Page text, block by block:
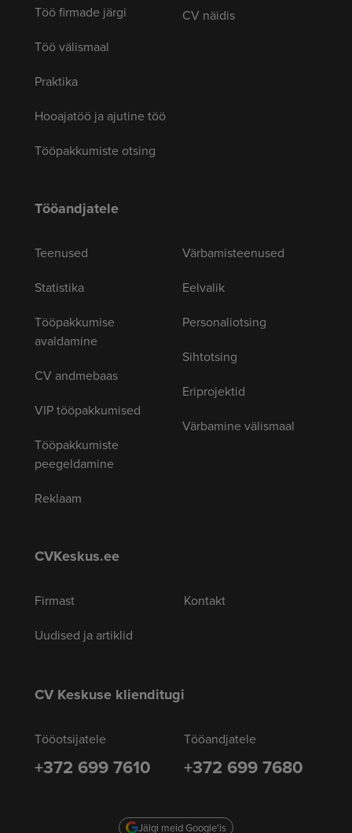
Töö firmade järgi
Töö välismaal
Praktika
Hooajatöö ja ajutine töö
Tööpakkumiste otsing
CV näidis
Tööandjatele
Teenused
Statistika
Tööpakkumise
avaldamine
CV andmebaas
VIP tööpakkumised
Tööpakkumiste
peegeldamine
Reklaam
Värbamisteenused
Eelvalik
Personaliotsing
Sihtotsing
Eriprojektid
Värbamine välismaal
CVKeskus.ee
Firmast
Uudised ja artiklid
Kontakt
CV Keskuse klienditugi
Tööotsijatele
+372 699 7610
Tööandjatele
+372 699 7680
Jälgi meid Google'is